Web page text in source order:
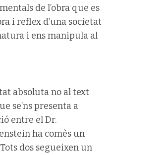
de l’obra que es
i reflex d’una societat
i ens manipula al
absoluta no al text
se’ns presenta a
entre el Dr.
ha comès un
dos segueixen un